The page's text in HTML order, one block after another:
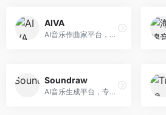
AIVA
AI音乐作曲家平台，专注于古典和影视配乐创作。面向影视制作人和游戏开发者，提供原创音乐生成、配乐定制等服务，音乐风格专业，适合影视游戏配乐。
Soundraw
AI音乐生成平台，专注于免版税音乐创作。面向视频创作者和内容制作者，提供背景音乐生成、音乐定制等服务，音乐版权清晰，适合视频配乐场景。